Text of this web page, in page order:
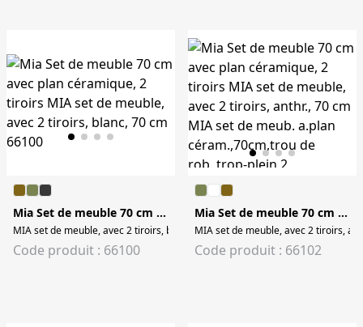
Mia Set de meuble 70 cm avec plan céramique, 2 tiroirs
MIA set de meuble, avec 2 tiroirs, blanc, 70 cm
Code produit : 66100
Mia Set de meuble 70 cm avec plan céramique, 2 tiroirs
MIA set de meuble, avec 2 tiroirs,
Code produit : 66102